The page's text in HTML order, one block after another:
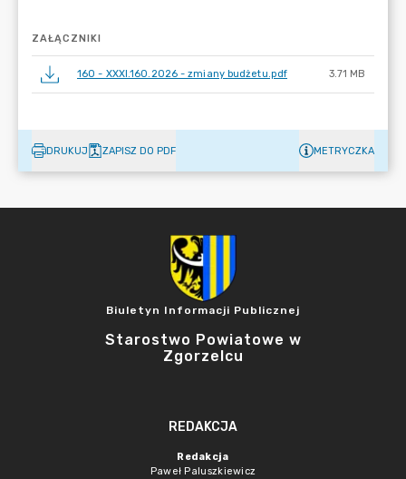
ZAŁĄCZNIKI
160 - XXXI.160.2026 - zmiany budżetu.pdf 3.71 MB
DRUKUJ ZAPISZ DO PDF METRYCZKA
Biuletyn Informacji Publicznej
Starostwo Powiatowe w
Zgorzelcu
REDAKCJA
Redakcja
Paweł Paluszkiewicz